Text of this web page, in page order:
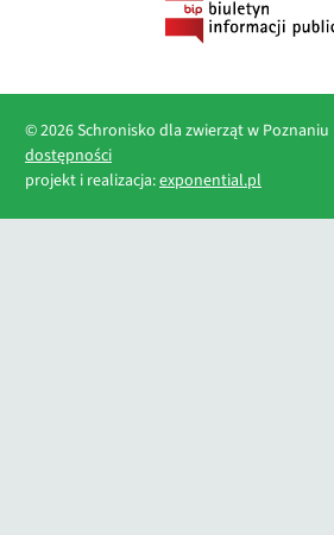
© 2026 Schronisko dla zwierząt w Poznaniu
dostępności
projekt i realizacja:exponential.pl